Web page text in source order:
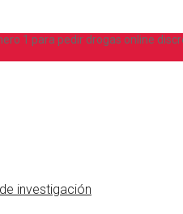
1 para pedir drogas online
investigación